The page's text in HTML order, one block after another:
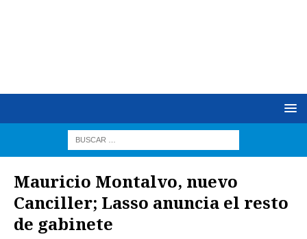
Mauricio Montalvo, nuevo
Canciller; Lasso anuncia el resto
de gabinete